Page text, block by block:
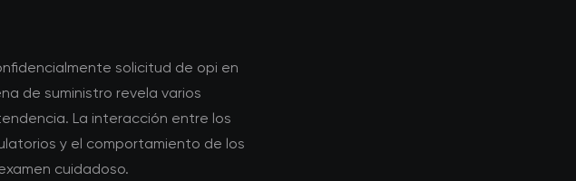
solicitud de opi en
de suministro revela varios
La interacción entre los
y el comportamiento de los
cuidadoso.